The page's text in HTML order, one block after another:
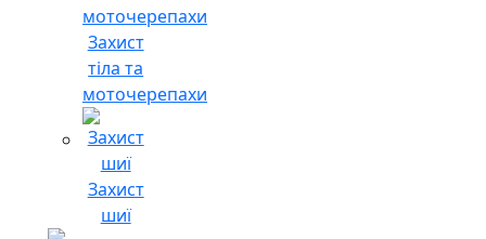
Захист
тіла та
моточерепахи
Захист
шиї